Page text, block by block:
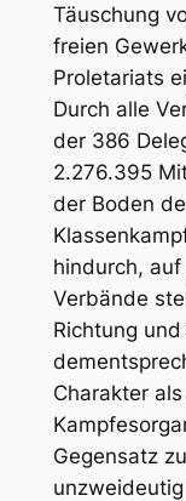
Täuschung
freien
Proletariats
Durch alle
der 386
2.276.395
der Boden
hindurch,
Verbände
Richtung
Charakter
Gegensatz